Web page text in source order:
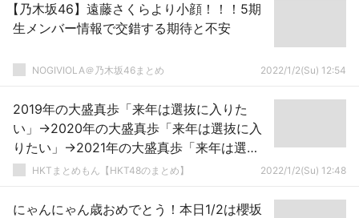
【乃木坂46】遠藤さくらより小顔！！！5期
生メンバー情報で交錯する期待と不安
NOGIVIOLA＠乃木坂46まとめ 2022/1/2(Su) 12:54
2019年の大盛真歩「来年は選抜に入りた
い」→2020年の大盛真歩「来年は選抜に入
りたい」→2021年の大盛真歩「来年は選抜
に入りたい」
HKTまとめもん【HKT48のまとめ】 2022/1/2(Su) 12:48
にゃんにゃん歳おめでとう！本日1/2は櫻坂